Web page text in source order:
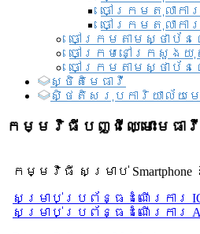
ចៅក្រមតុលាក
ចៅក្រមតុលាកា
ចៅក្រមតាមស្ថាប័ន
ចៅក្រមនៅក្រសួង
ចៅក្រមតាមស្ថាប័ន
ស្ថិតិមេធាវី
សិ្ថតិសរុបការិយាល័យម
កម្មវិធីបញ្ជីឈ្មោះមេធាវី
កម្មវិធី សម្រាប់ Smartphone
សម្រាប់​ប្រព័ន្ធដំណើរការ
សម្រាប់​ប្រព័ន្ធដំណើរការ